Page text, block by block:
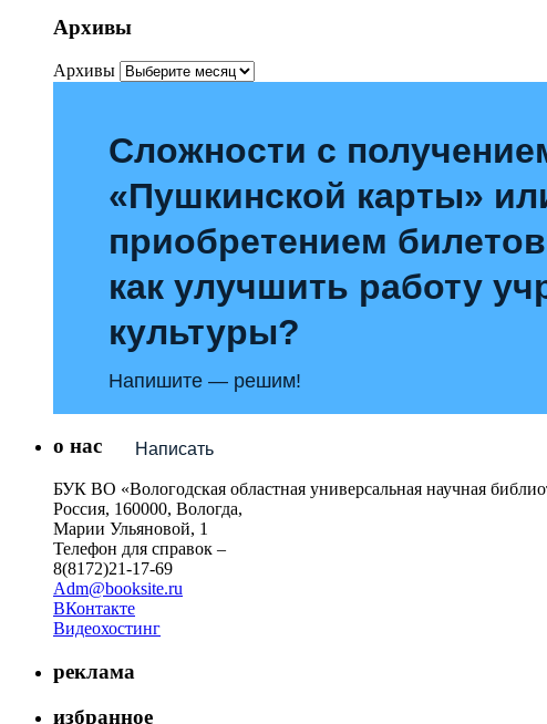
Архивы
Архивы
Сложности с
«Пушкинской карты»
приобретением
как улучшить работу
культуры?
Напишите — решим!
Написать
о нас
БУК ВО «Вологодская областная универсальная научная
Россия, 160000, Вологда,
Марии Ульяновой, 1
Телефон для справок –
8(8172)21-17-69
Adm@booksite.ru
ВКонтакте
Видеохостинг
реклама
избранное